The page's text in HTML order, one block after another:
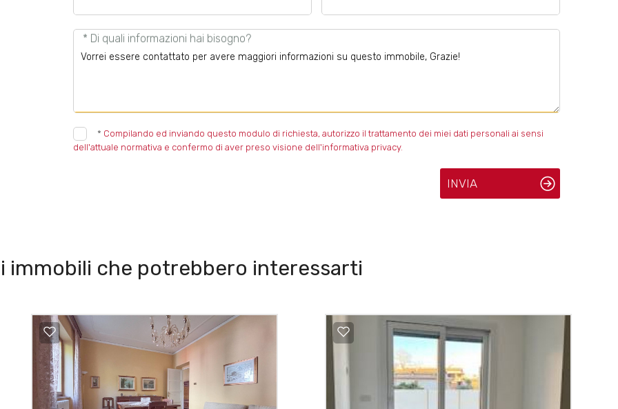
* Di quali informazioni hai bisogno?
* Compilando ed inviando questo modulo di richiesta, autorizzo il trattamento dei miei dati personali ai sensi
dell'attuale normativa e confermo di aver preso visione dell'informativa privacy.
INVIA
immobili che potrebbero interessarti